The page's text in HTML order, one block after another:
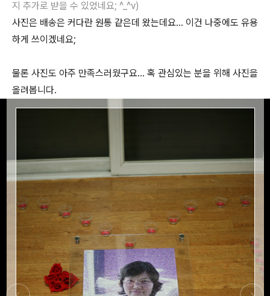
지 추가로 받을 수 있었네요; ^_^v)
사진은 배송은 커다란 원통 같은데 왔는데요... 이건 나중에도 유용
하게 쓰이겠네요;
물론 사진도 아주 만족스러웠구요... 혹 관심있는 분을 위해 사진을
올려봅니다.